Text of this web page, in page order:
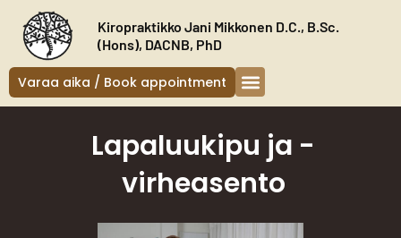
sisältöön
Kiropraktikko Jani Mikkonen D.C., B.Sc.
(Hons), DACNB, PhD
Varaa aika / Book appointment
Lapaluukipu ja -
virheasento